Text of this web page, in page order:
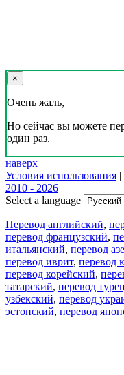
×
Очень жаль,
Но сейчас вы можете
один раз.
наверх
Условия использования |
2010 - 2026
Select a language
Перевод английский,
перевод французский,
итальянский, перевод
перевод иврит, перевод
перевод корейский,
татарский, перевод
узбекский, перевод
эстонский, перевод